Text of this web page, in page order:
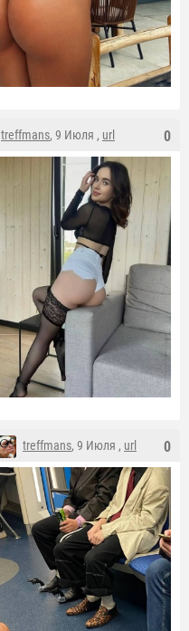
0
treffmans, 9 Июля , url
0
treffmans, 9 Июля , url